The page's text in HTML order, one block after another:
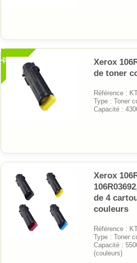
XL
Xerox
de toner
Référence :
Type : Toner
Capacité :
Xerox
de 4
couleurs
Référence :
Type : Toner
Capacité :
(couleurs)